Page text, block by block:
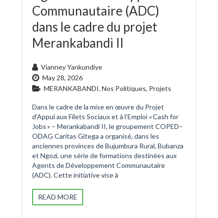
Communautaire (ADC)
dans le cadre du projet
Merankabandi II
Vianney Yankundiye
May 28, 2026
MERANKABANDI, Nos Politiques, Projets
Dans le cadre de la mise en œuvre du Projet
d’Appui aux Filets Sociaux et à l’Emploi « Cash for
Jobs » – Merankabandi II, le groupement COPED–
ODAG Caritas Gitega a organisé, dans les
anciennes provinces de Bujumbura Rural, Bubanza
et Ngozi, une série de formations destinées aux
Agents de Développement Communautaire
(ADC). Cette initiative vise à
READ MORE